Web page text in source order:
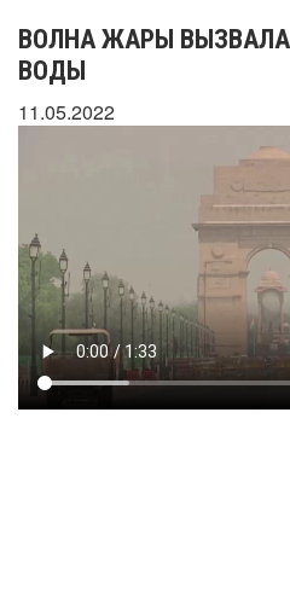
ВОЛНА ЖАРЫ
ВОДЫ
11.05.2022